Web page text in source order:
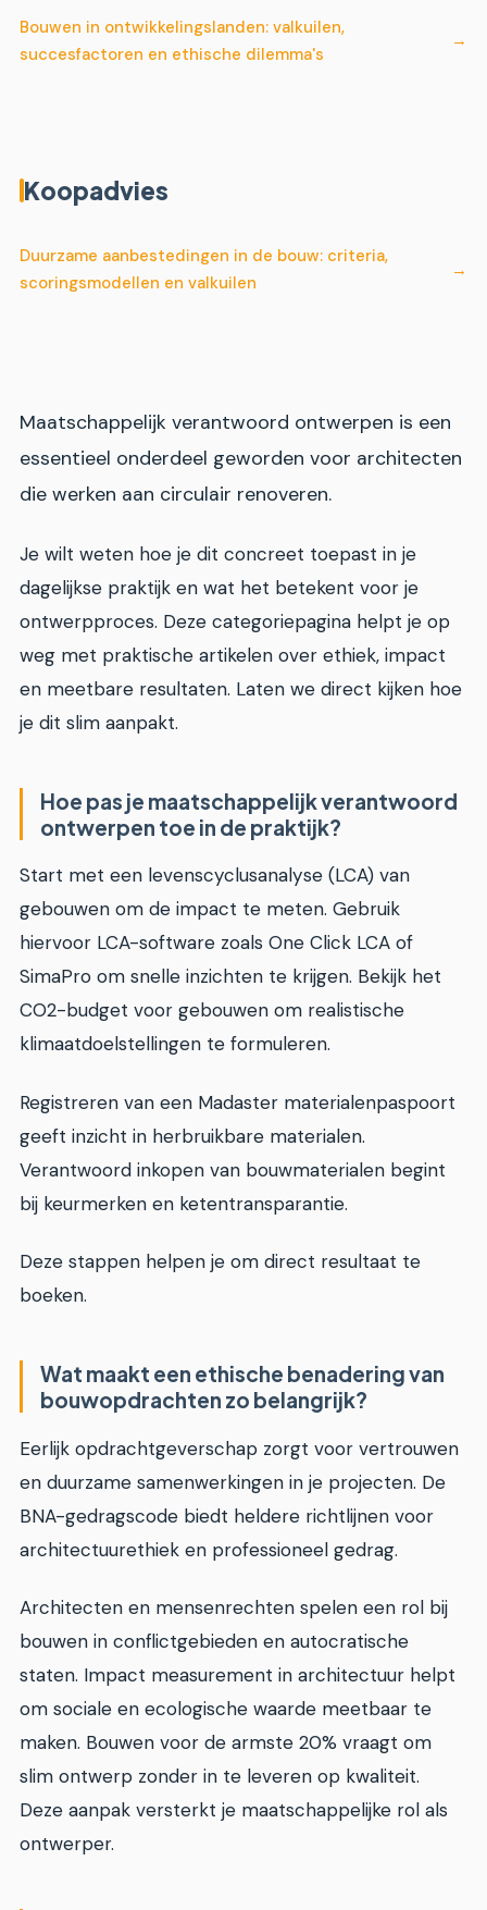
Bouwen in ontwikkelingslanden: valkuilen,
succesfactoren en ethische dilemma's
Koopadvies
Duurzame aanbestedingen in de bouw: criteria,
scoringsmodellen en valkuilen
Maatschappelijk verantwoord ontwerpen is een
essentieel onderdeel geworden voor architecten
die werken aan circulair renoveren.
Je wilt weten hoe je dit concreet toepast in je
dagelijkse praktijk en wat het betekent voor je
ontwerpproces. Deze categoriepagina helpt je op
weg met praktische artikelen over ethiek, impact
en meetbare resultaten. Laten we direct kijken hoe
je dit slim aanpakt.
Hoe pas je maatschappelijk verantwoord
ontwerpen toe in de praktijk?
Start met een levenscyclusanalyse (LCA) van
gebouwen om de impact te meten. Gebruik
hiervoor LCA-software zoals One Click LCA of
SimaPro om snelle inzichten te krijgen. Bekijk het
CO2-budget voor gebouwen om realistische
klimaatdoelstellingen te formuleren.
Registreren van een Madaster materialenpaspoort
geeft inzicht in herbruikbare materialen.
Verantwoord inkopen van bouwmaterialen begint
bij keurmerken en ketentransparantie.
Deze stappen helpen je om direct resultaat te
boeken.
Wat maakt een ethische benadering van
bouwopdrachten zo belangrijk?
Eerlijk opdrachtgeverschap zorgt voor vertrouwen
en duurzame samenwerkingen in je projecten. De
BNA-gedragscode biedt heldere richtlijnen voor
architectuurethiek en professioneel gedrag.
Architecten en mensenrechten spelen een rol bij
bouwen in conflictgebieden en autocratische
staten. Impact measurement in architectuur helpt
om sociale en ecologische waarde meetbaar te
maken. Bouwen voor de armste 20% vraagt om
slim ontwerp zonder in te leveren op kwaliteit.
Deze aanpak versterkt je maatschappelijke rol als
ontwerper.